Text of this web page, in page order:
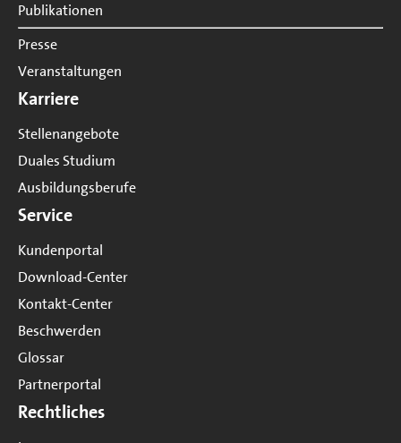
Publikationen
Presse
Veranstaltungen
Karriere
Stellenangebote
Duales Studium
Ausbildungsberufe
Service
Kundenportal
Download-Center
Kontakt-Center
Beschwerden
Glossar
Partnerportal
Rechtliches